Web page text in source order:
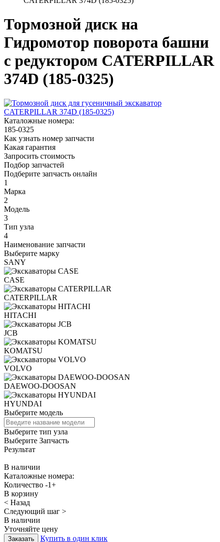
Тормозной диск на
Гидромотор поворота башни
с редуктором CATERPILLAR
374D (185-0325)
Каталожные номера:
185-0325
Как узнать номер запчасти
Какая гарантия
Запросить стоимость
Подбор запчастей
Подберите запчасть онлайн
1
Марка
2
Модель
3
Тип узла
4
Наименование запчасти
Выберите марку
SANY
CASE
CATERPILLAR
HITACHI
JCB
KOMATSU
VOLVO
DAEWOO-DOOSAN
HYUNDAI
Выберите модель
Выберите тип узла
Выберите Запчасть
Результат
В наличии
Каталожные номера:
Количество -1+
В корзину
< Назад
Следующий шаг >
В наличии
Уточняйте цену
Купить в один клик